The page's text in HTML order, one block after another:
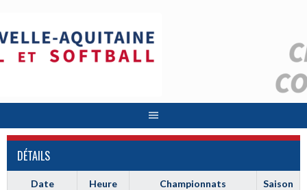
contenu
DÉTAILS
Date Heure Championnats Saison